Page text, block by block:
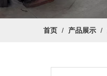
首页 / 产品展示 /